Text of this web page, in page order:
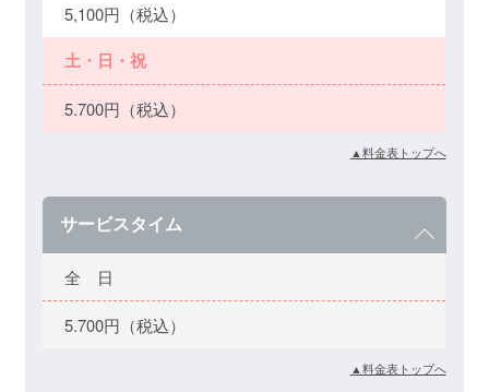
5,100円（税込）
土・日・祝
5.700円（税込）
▲料金表トップへ
サービスタイム
全 日
5.700円（税込）
▲料金表トップへ